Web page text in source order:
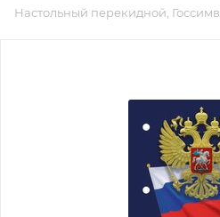
Настольный перекидной,